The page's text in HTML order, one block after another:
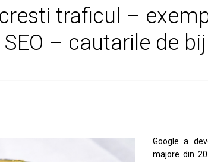
traficul –
– cautarile de
Google a
majore din